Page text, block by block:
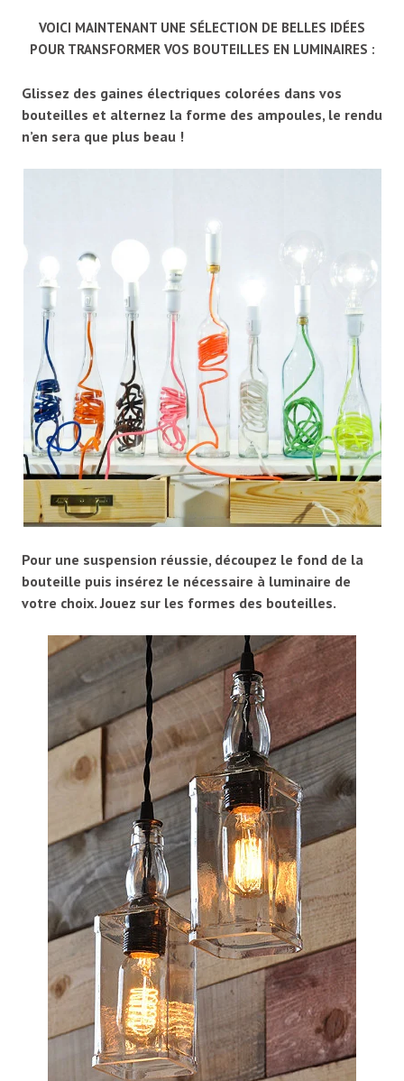
VOICI MAINTENANT UNE SÉLECTION DE BELLES IDÉES
POUR TRANSFORMER VOS BOUTEILLES EN LUMINAIRES :
Glissez des gaines électriques colorées dans vos
bouteilles et alternez la forme des ampoules, le rendu
n’en sera que plus beau !
Pour une suspension réussie, découpez le fond de la
bouteille puis insérez le nécessaire à luminaire de
votre choix. Jouez sur les formes des bouteilles.